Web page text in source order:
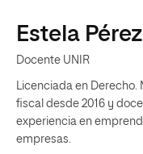
Estela
Docente UNIR
Licenciada en Derecho.
fiscal desde 2016 y
experiencia en
empresas.